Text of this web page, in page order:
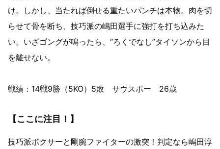
け。しかし、当たれば倒せる重たいパンチは本物。肉を切
らせて骨を断ち、技巧派の嶋田選手に強打を打ち込みた
い。いざゴングが鳴ったら、“ろくでなし”タイソンから目
を離せない。
戦績：14戦9勝（5KO）5敗 サウスポー 26歳
【ここに注目！】
技巧派ボクサーと剛腕ファイターの激突！判定なら嶋田淳